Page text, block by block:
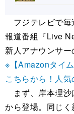
フジテレビで毎
報道番組『Live
新人アナウンサー
※【Amazonタイ
こちらから！人気
まず、岸本理沙
から登場。同じ